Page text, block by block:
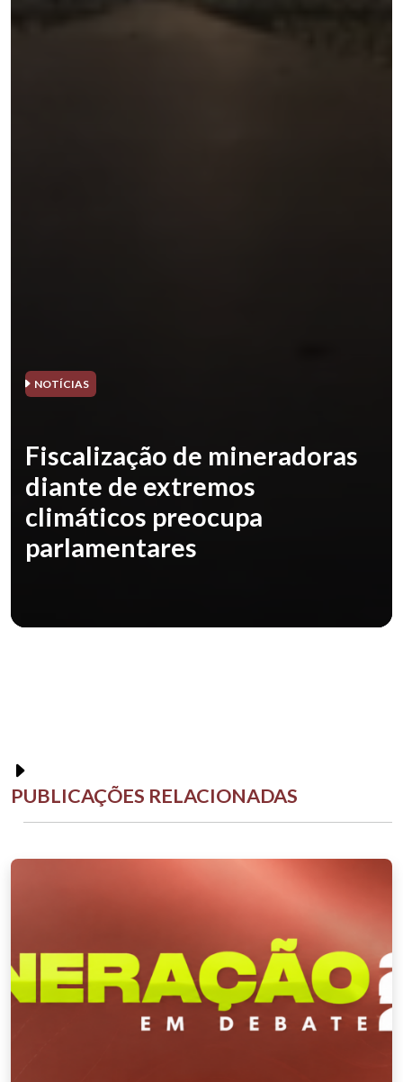
NOTÍCIAS
Fiscalização de mineradoras
diante de extremos
climáticos preocupa
parlamentares
PUBLICAÇÕES RELACIONADAS